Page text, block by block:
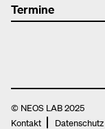
Termine
© NEOS LAB 2025
Kontakt
Datenschutz